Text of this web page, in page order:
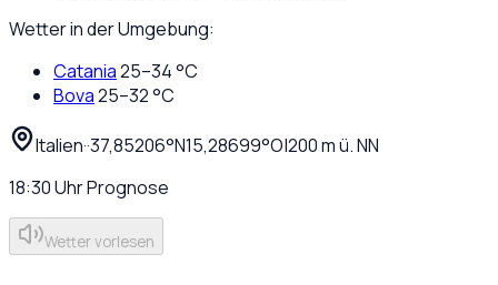
Wetter in der Umgebung:
Catania25–34°C
Bova25–32°C
Italien··37,85206°N15,28699°O|200m ü. NN
18:30UhrPrognose
Wetter vorlesen